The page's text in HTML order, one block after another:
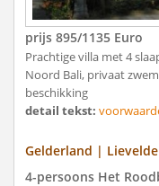
prijs 895/1135 Euro
Prachtige villa met 4
Noord Bali, privaat
beschikking
detail tekst:
Gelderland | Lievelde
4-persoons Het